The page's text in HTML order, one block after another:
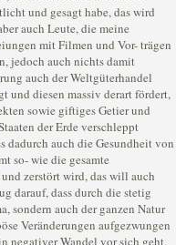
und gesagt habe, das wird
auch Leute, die meine
mit Filmen und Vor- trägen
jedoch auch nichts damit
auch der Weltgüterhandel
und diesen massiv derart fördert,
sowie giftiges Getier und
der Erde verschleppt
dadurch auch die Gesundheit von
so- wie die gesamte
zerstört wird, das will auch
darauf, dass durch die stetig
sondern auch der ganzen Natur
Veränderungen aufgezwungen
negativer Wandel vor sich geht.